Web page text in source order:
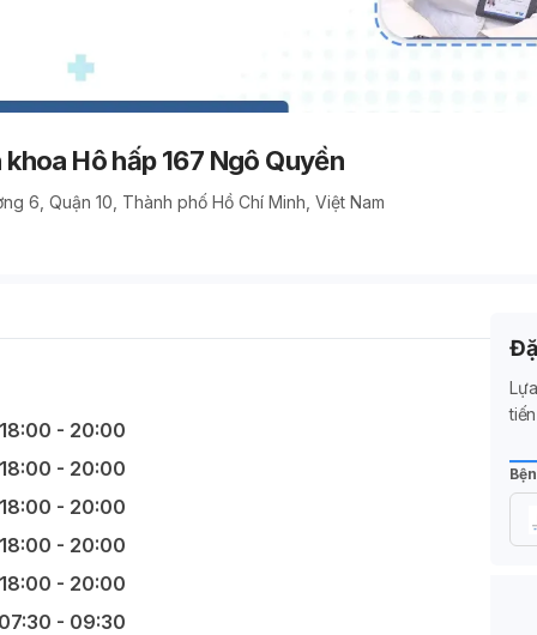
Hô hấp 167 Ngô Quyền
6, Quận 10, Thành phố Hồ Chí Minh, Việt Nam
18:00 - 20:00
18:00 - 20:00
18:00 - 20:00
18:00 - 20:00
18:00 - 20:00
- 09:30